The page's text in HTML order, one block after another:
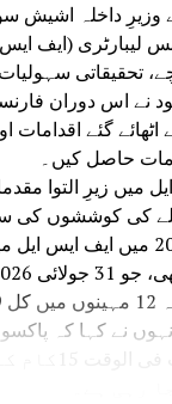
داخلہ اشیش
لیبارٹری (ایف ایس
تحقیقاتی
نے اس دوران
گئے اقدامات
حاصل کیں۔
کی کوششوں کی
نے بتایا کہ جون 2025 میں
انہوں نے کہا کہ